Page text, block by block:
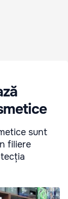
sunt
filiere